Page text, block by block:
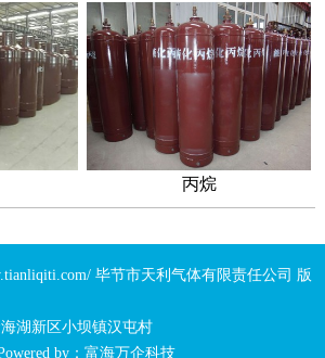
丙烷
毕节市天利气体有限责任公司 版
湖新区小坝镇汉屯村
by： 富海万企科技